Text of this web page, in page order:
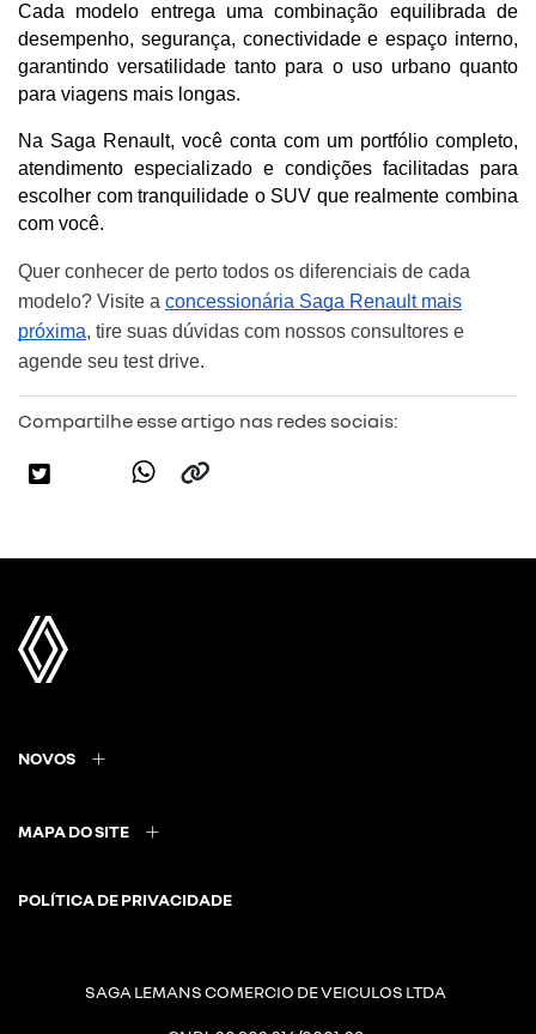
Cada modelo entrega uma combinação equilibrada de
desempenho, segurança, conectividade e espaço interno,
garantindo versatilidade tanto para o uso urbano quanto
para viagens mais longas.
Na Saga Renault, você conta com um portfólio completo,
atendimento especializado e condições facilitadas para
escolher com tranquilidade o SUV que realmente combina
com você.
Quer conhecer de perto todos os diferenciais de cada
modelo? Visite a concessionária Saga Renault mais
próxima, tire suas dúvidas com nossos consultores e
agende seu test drive.
Compartilhe esse artigo nas redes sociais:
NOVOS
MAPA DO SITE
POLÍTICA DE PRIVACIDADE
SAGA LEMANS COMERCIO DE VEICULOS LTDA